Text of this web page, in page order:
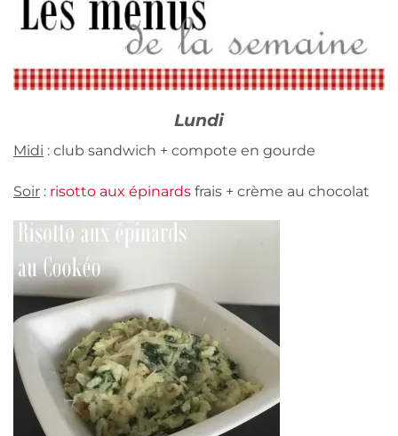
Lundi
Midi : club sandwich + compote en gourde
Soir : risotto aux épinards frais + crème au chocolat